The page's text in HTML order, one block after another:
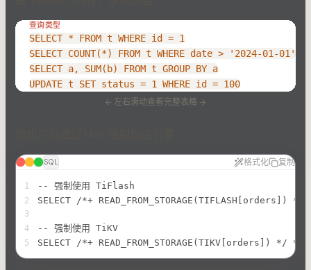
查询类型 优
SELECT * FROM t WHERE id = 1
SELECT COUNT(*) FROM t WHERE date > '2024-01-01'
SELECT a, SUM(b) FROM t GROUP BY a
UPDATE t SET status = 1 WHERE id = 100
← 左右滑动查看完整表格 →
SQL 格式化 复制
1 -- 强制使用 TiFlash
2 SELECT /*+ READ_FROM_STORAGE(TIFLASH[orders])
3
4
-- 强制使用 TiKV
5 SELECT /*+ READ_FROM_STORAGE(TIKV[orders]) */ *